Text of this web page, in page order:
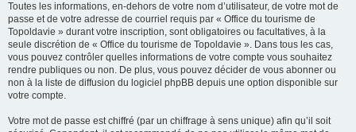
Toutes les informations, en-dehors de votre nom d’utilisateur, de votre mot de
passe et de votre adresse de courriel requis par « Office du tourisme de
Topoldavie » durant votre inscription, sont obligatoires ou facultatives, à la
seule discrétion de « Office du tourisme de Topoldavie ». Dans tous les cas,
vous pouvez contrôler quelles informations de votre compte vous souhaitez
rendre publiques ou non. De plus, vous pouvez décider de vous abonner ou
non à la liste de diffusion du logiciel phpBB depuis une option disponible sur
votre compte.
Votre mot de passe est chiffré (par un chiffrage à sens unique) afin qu’il soit